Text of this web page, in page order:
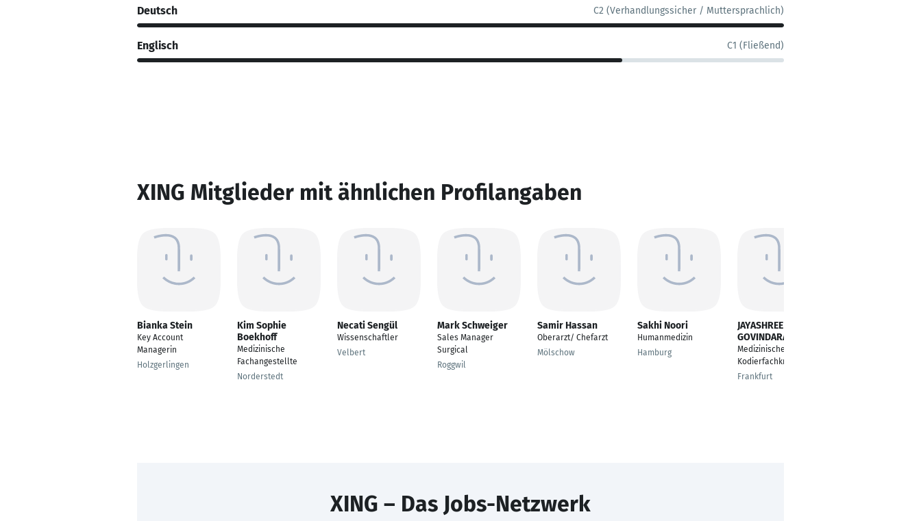
Deutsch C2 (Verhandlungssicher / Muttersprachlich)
Englisch C1 (Fließend)
XING Mitglieder mit ähnlichen Profilangaben
Bianka Stein
Key Account
Managerin
Holzgerlingen
Kim Sophie
Boekhoff
Medizinische
Fachangestellte
Norderstedt
Necati Sengül
Wissenschaftler
Velbert
Mark Schweiger
Sales Manager
Surgical
Roggwil
Samir Hassan
Oberarzt/ Chefarzt
Mölschow
Sakhi Noori
Humanmedizin
Hamburg
JAYASHREE
GOVINDARAJ
Medizinische
Kodierfachkraft
Frankfurt
XING – Das Jobs-Netzwerk